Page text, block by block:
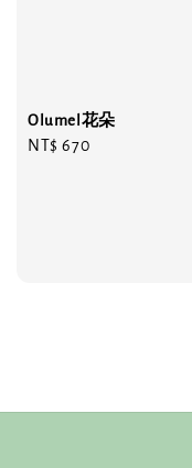
Olumel花朵
Regular
NT$ 670